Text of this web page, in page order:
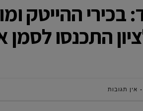
בכירי
התכנסו
אין תגובות